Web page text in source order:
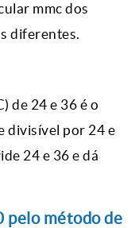
mmc dos
diferentes.
de 24 e 36 é o
divisível por 24 e
24 e 36 e dá
pelo método de